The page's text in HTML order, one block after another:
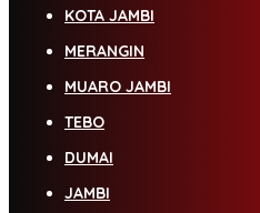
KOTA JAMBI
MERANGIN
MUARO JAMBI
TEBO
DUMAI
JAMBI